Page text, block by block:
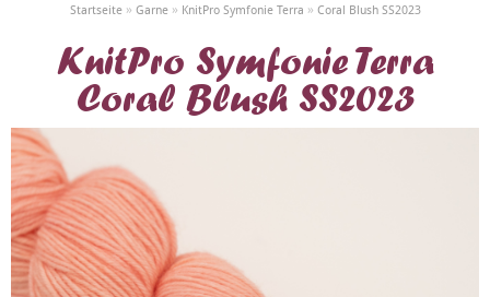
Startseite» Garne» KnitPro Symfonie Terra » Coral Blush SS2023
KnitPro Symfonie Terra
Coral Blush SS2023